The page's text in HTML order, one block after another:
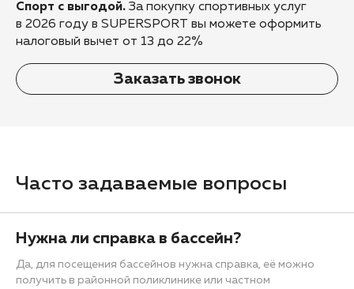
Спорт с выгодой. За покупку спортивных услуг
в 2026 году в SUPERSPORT вы можете оформить
налоговый вычет от 13 до 22%
Заказать звонок
Часто задаваемые вопросы
Нужна ли справка в бассейн?
Да, для посещения бассейнов нужна справка, её можно
получить в районной поликлинике или частном